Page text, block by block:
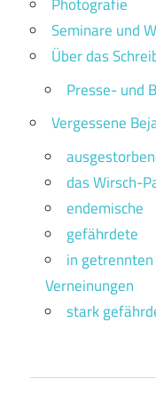
Seminare und
Über das
Presse- und
Vergessene
das Wirsch-
endemische
gefährdete
in
Verneinungen
stark